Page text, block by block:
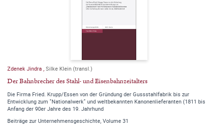
Zdenek Jindra Silke Klein (transl.)
Der Bahnbrecher des Stahl- und Eisenbahnzeitalters
Die Firma Fried. Krupp/Essen von der Gründung der Gussstahlfabrik bis zur
Entwicklung zum "Nationalwerk" und weltbekannten Kanonenlieferanten (1811 bis
Anfang der 90er Jahre des 19. Jahrhund
Beiträge zur Unternehmensgeschichte, Volume 31